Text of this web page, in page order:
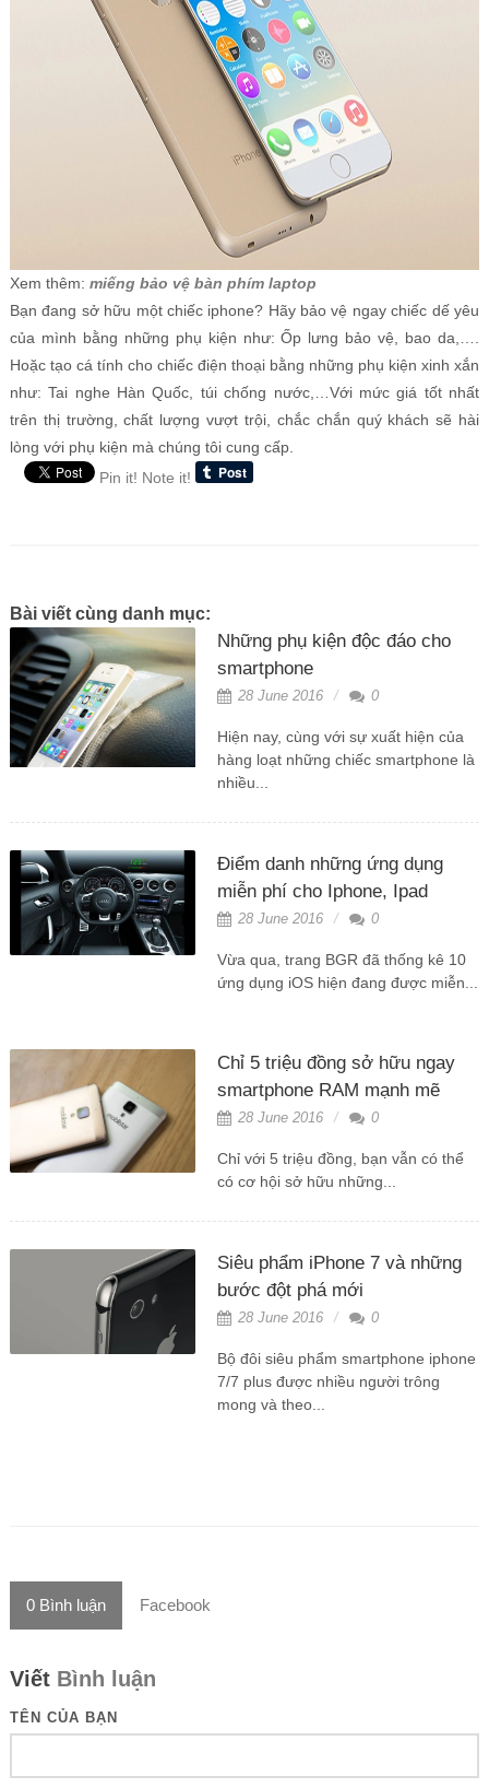
Xem thêm: miếng bảo vệ bàn phím laptop
Bạn đang sở hữu một chiếc iphone? Hãy bảo vệ ngay chiếc dế yêu
của mình bằng những phụ kiện như: Ốp lưng bảo vệ, bao da,….
Hoặc tạo cá tính cho chiếc điện thoại bằng những phụ kiện xinh xắn
như: Tai nghe Hàn Quốc, túi chống nước,…Với mức giá tốt nhất
trên thị trường, chất lượng vượt trội, chắc chắn quý khách sẽ hài
lòng với phụ kiện mà chúng tôi cung cấp.
Pin it! Note it!
Bài viết cùng danh mục:
Những phụ kiện độc đáo cho
smartphone
28 June 2016 0
Hiện nay, cùng với sự xuất hiện của
hàng loạt những chiếc smartphone là
nhiều...
Điểm danh những ứng dụng
miễn phí cho Iphone, Ipad
28 June 2016 0
Vừa qua, trang BGR đã thống kê 10
ứng dụng iOS hiện đang được miễn...
Chỉ 5 triệu đồng sở hữu ngay
smartphone RAM mạnh mẽ
28 June 2016 0
Chỉ với 5 triệu đồng, bạn vẫn có thể
có cơ hội sở hữu những...
Siêu phẩm iPhone 7 và những
bước đột phá mới
28 June 2016 0
Bộ đôi siêu phẩm smartphone iphone
7/7 plus được nhiều người trông
mong và theo...
0Bình luận Facebook
Viết Bình luận
TÊN CỦA BẠN